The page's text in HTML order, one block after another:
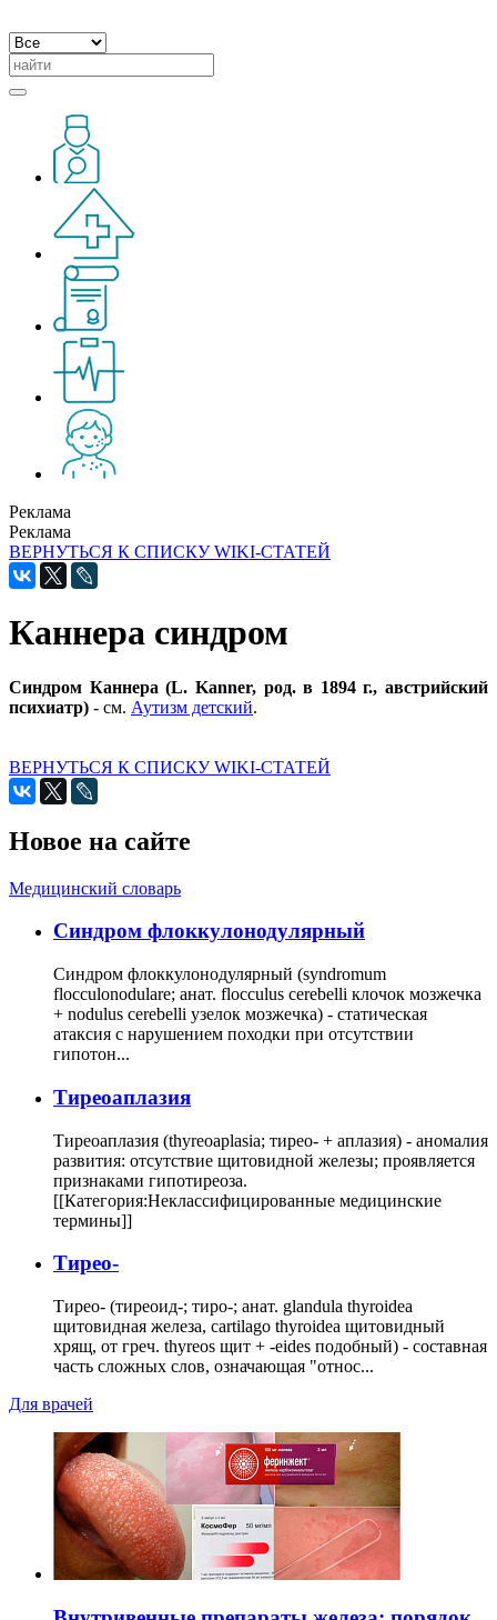
Реклама
Реклама
ВЕРНУТЬСЯ К СПИСКУ WIKI-СТАТЕЙ
Каннера синдром
Синдром Каннера (L. Kanner, род. в 1894 г., австрийский
психиатр) - см. Аутизм детский.
ВЕРНУТЬСЯ К СПИСКУ WIKI-СТАТЕЙ
Новое на сайте
Медицинский словарь
Cиндром флоккулонодулярный
Синдром флоккулонодулярный (syndromum
flocculonodulare; анат. flocculus cerebelli клочок мозжечка
+ nodulus cerebelli узелок мозжечка) - статическая
атаксия с нарушением походки при отсутствии
гипотон...
Тиреоаплазия
Тиреоаплазия (thyreoaplasia; тирео- + аплазия) - аномалия
развития: отсутствие щитовидной железы; проявляется
признаками гипотиреоза.
[[Категория:Неклассифицированные медицинские
термины]]
Тирео-
Тирео- (тиреоид-; тиро-; анат. glandula thyroidea
щитовидная железа, cartilago thyroidea щитовидный
хрящ, от греч. thyreos щит + -eides подобный) - составная
часть сложных слов, означающая "относ...
Для врачей